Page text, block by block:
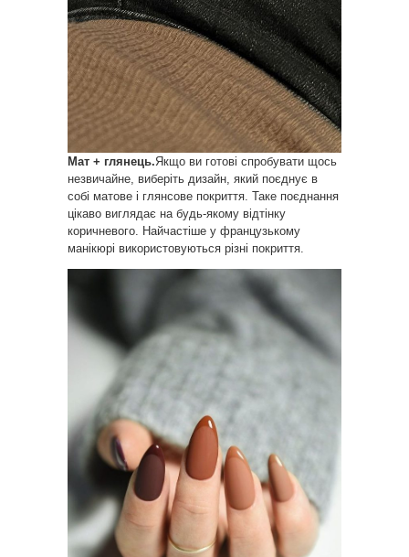
Мат + глянець.Якщо ви готові спробувати щось
незвичайне, виберіть дизайн, який поєднує в
собі матове і глянсове покриття. Таке поєднання
цікаво виглядає на будь-якому відтінку
коричневого. Найчастіше у французькому
манікюрі використовуються різні покриття.